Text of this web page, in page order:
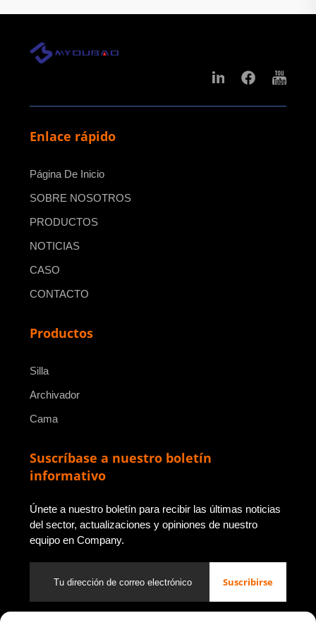
Enlace rápido
Página De Inicio
SOBRE NOSOTROS
PRODUCTOS
NOTICIAS
CASO
CONTACTO
Productos
Silla
Archivador
Cama
Suscríbase a nuestro boletín
informativo
Únete a nuestro boletín para recibir las últimas noticias
del sector, actualizaciones y opiniones de nuestro
equipo en Company.
Suscribirse